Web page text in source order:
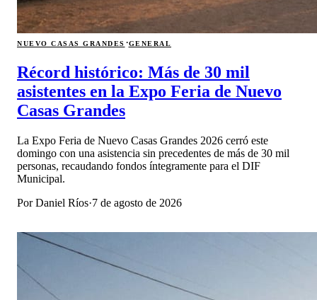
NUEVO CASAS GRANDES ·GENERAL
Récord histórico: Más de 30 mil
asistentes en la Expo Feria de Nuevo
Casas Grandes
La Expo Feria de Nuevo Casas Grandes 2026 cerró este
domingo con una asistencia sin precedentes de más de 30 mil
personas, recaudando fondos íntegramente para el DIF
Municipal.
PorDaniel Ríos·7 de agosto de 2026